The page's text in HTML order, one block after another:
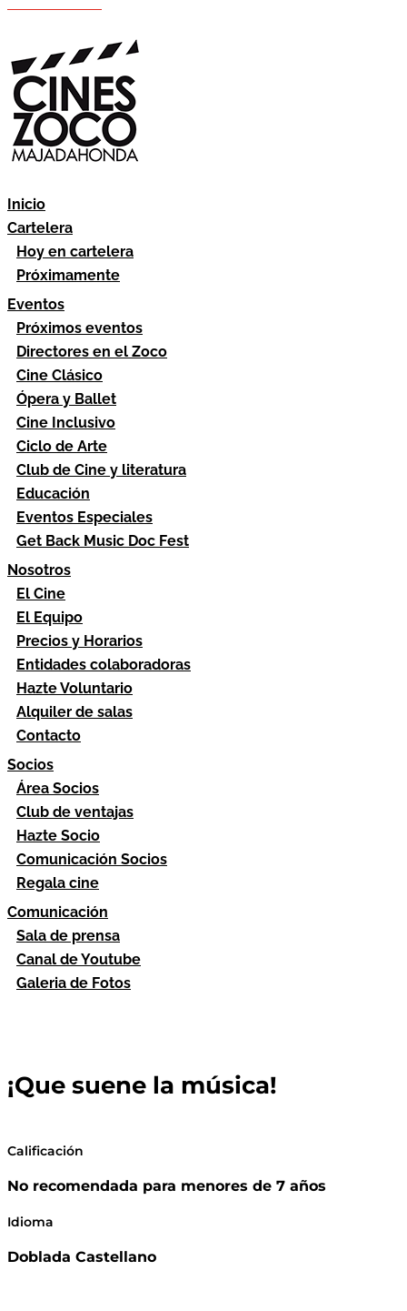
Inicio
Cartelera
Hoy en cartelera
Próximamente
Eventos
Próximos eventos
Directores en el Zoco
Cine Clásico
Ópera y Ballet
Cine Inclusivo
Ciclo de Arte
Club de Cine y literatura
Educación
Eventos Especiales
Get Back Music Doc Fest
Nosotros
El Cine
El Equipo
Precios y Horarios
Entidades colaboradoras
Hazte Voluntario
Alquiler de salas
Contacto
Socios
Área Socios
Club de ventajas
Hazte Socio
Comunicación Socios
Regala cine
Comunicación
Sala de prensa
Canal de Youtube
Galeria de Fotos
¡Que suene la música!
Calificación
No recomendada para menores de 7 años
Idioma
Doblada Castellano